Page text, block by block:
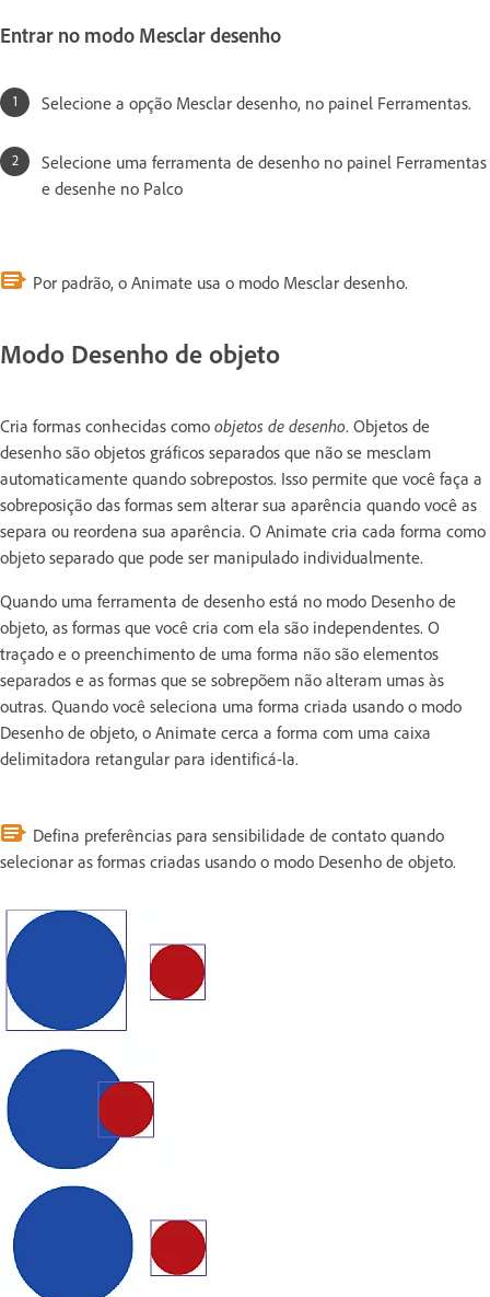
Entrar no modo Mesclar desenho
Selecione a opção Mesclar desenho, no painel Ferramentas.
Selecione uma ferramenta de desenho no painel Ferramentas
e desenhe no Palco
Por padrão, o Animate usa o modo Mesclar desenho.
Modo Desenho de objeto
Cria formas conhecidas como objetos de desenho. Objetos de
desenho são objetos gráficos separados que não se mesclam
automaticamente quando sobrepostos. Isso permite que você faça a
sobreposição das formas sem alterar sua aparência quando você as
separa ou reordena sua aparência. O Animate cria cada forma como
objeto separado que pode ser manipulado individualmente.
Quando uma ferramenta de desenho está no modo Desenho de
objeto, as formas que você cria com ela são independentes. O
traçado e o preenchimento de uma forma não são elementos
separados e as formas que se sobrepõem não alteram umas às
outras. Quando você seleciona uma forma criada usando o modo
Desenho de objeto, o Animate cerca a forma com uma caixa
delimitadora retangular para identificá-la.
Defina preferências para sensibilidade de contato quando
selecionar as formas criadas usando o modo Desenho de objeto.